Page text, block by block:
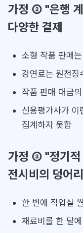
가정 ② "은행
다양한 결제
소형 작품 판매
강연료는 원천징
작품 판매 대금
신용평가사가
집계하지 못함
가정 ③ "정기적
전시비의 덩어
한 번에 작업실
재료비를 한 달